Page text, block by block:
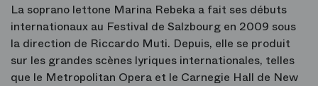
La soprano lettone Marina Rebeka a fait ses débuts
internationaux au Festival de Salzbourg en 2009 sous
la direction de Riccardo Muti. Depuis, elle se produit
sur les grandes scènes lyriques internationales, telles
que le Metropolitan Opera et le Carnegie Hall de New